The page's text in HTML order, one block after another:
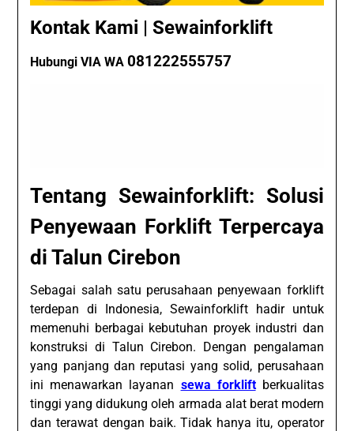
Kontak Kami | Sewainforklift
Hubungi VIA WA081222555757
Tentang Sewainforklift: Solusi
Penyewaan Forklift Terpercaya
di Talun Cirebon
Sebagai salah satu perusahaan penyewaan forklift
terdepan di Indonesia, Sewainforklift hadir untuk
memenuhi berbagai kebutuhan proyek industri dan
konstruksi di Talun Cirebon. Dengan pengalaman
yang panjang dan reputasi yang solid, perusahaan
ini menawarkan layanan sewa forkliftberkualitas
tinggi yang didukung oleh armada alat berat modern
dan terawat dengan baik. Tidak hanya itu, operator